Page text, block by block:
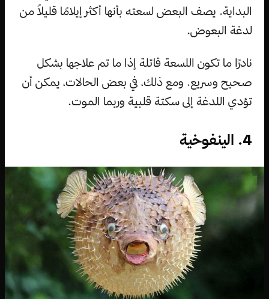
البداية. يصف البعض لسعته بأنها أكثر إيلامًا قليلاً من
لدغة البعوض.
نادرًا ما تكون اللسعة قاتلة إذا ما تم علاجها بشكل
صحيح وسريع. ومع ذلك، في بعض الحالات، يمكن أن
تؤدي اللدغة إلى سكتة قلبية وربما الموت.
4. الينفوخية